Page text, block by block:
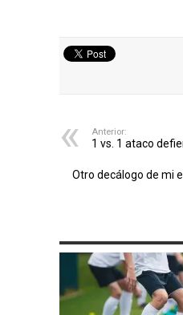
Anterior:
1 vs. 1 ataco
Otro decálogo de mi